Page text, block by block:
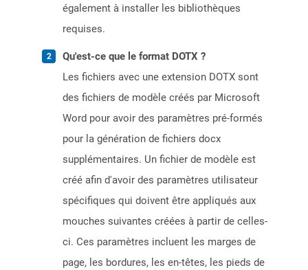
également à installer les bibliothèques
requises.
Qu'est-ce que le format DOTX ?
Les fichiers avec une extension DOTX sont
des fichiers de modèle créés par Microsoft
Word pour avoir des paramètres pré-formés
pour la génération de fichiers docx
supplémentaires. Un fichier de modèle est
créé afin d'avoir des paramètres utilisateur
spécifiques qui doivent être appliqués aux
mouches suivantes créées à partir de celles-
ci. Ces paramètres incluent les marges de
page, les bordures, les en-têtes, les pieds de